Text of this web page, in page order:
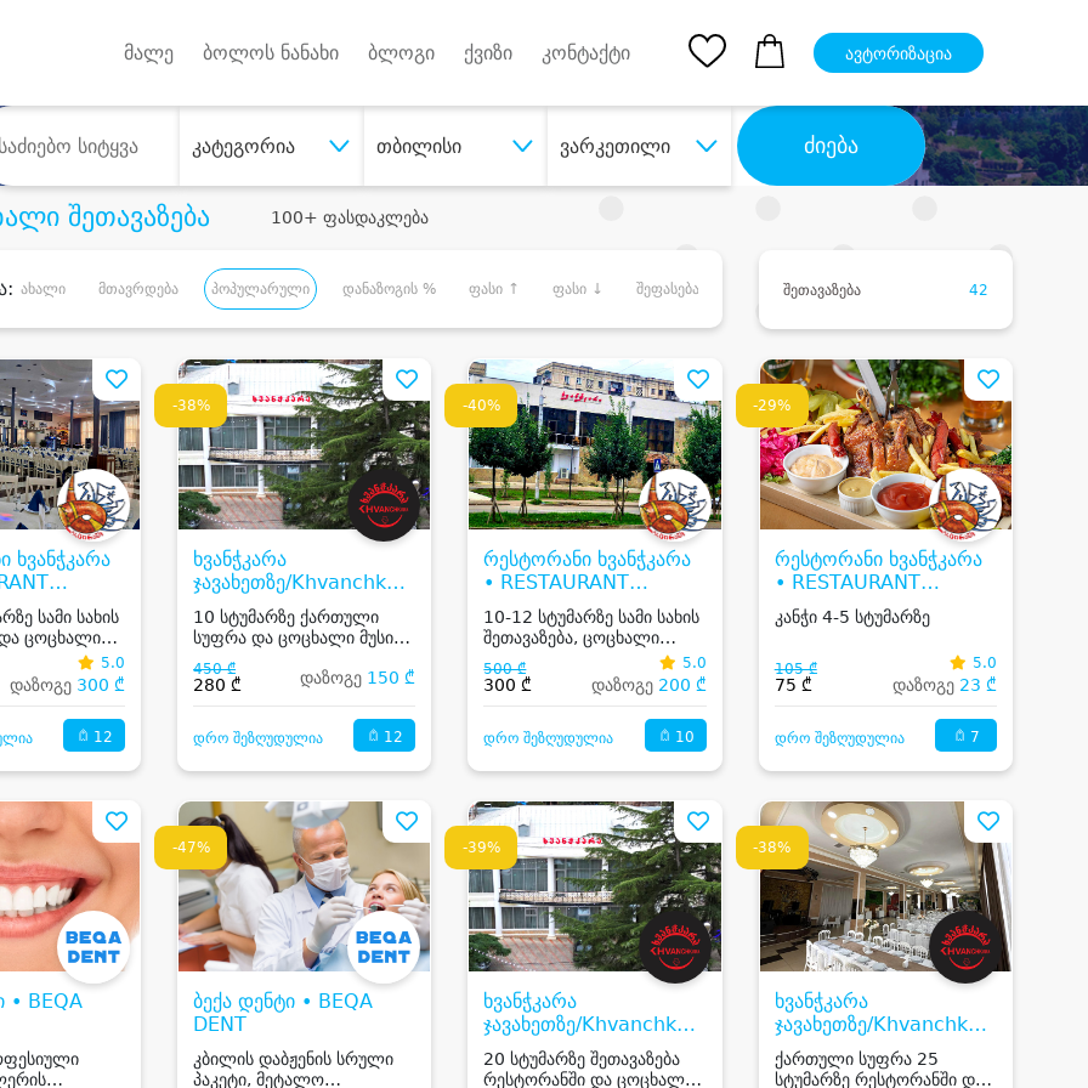
მალე ბოლოს ნანახი ბლოგი ქვიზი კონტაქტი ავტორიზაცია
კატეგორია თბილისი ვარკეთილი ძიება
შეთავაზება 100+ ფასდაკლება
ახალი მთავრდება პოპულარული დანაზოგის % ფასი ↑ ფასი ↓ შეფასება შეთავაზება 42
ხვანჭკარა
სამი სახის
და ცოცხალი
5.0
დაზოგე 300 ₾
12
-38%
ხვანჭკარა
ჯავახეთზე/Khvanchkara
Javakhetze
10 სტუმარზე ქართული
სუფრა და ცოცხალი მუსიკა
რესტორანში
450 ₾
280 ₾ დაზოგე 150 ₾
დრო შეზღუდულია 12
-40%
რესტორანი ხვანჭკარა
• RESTAURANT
KHVANCHKARA
10-12 სტუმარზე სამი სახის
შეთავაზება, ცოცხალი
მუსიკა და შოუ პროგრამა
500 ₾
300 ₾
5.0
დაზოგე 200 ₾
დრო შეზღუდულია 10
-29%
რესტორანი ხვანჭკარა
• RESTAURANT
KHVANCHKARA
კანჭი 4-5 სტუმარზე
105 ₾
75 ₾
5.0
დაზოგე 23 ₾
დრო შეზღუდულია 7
• BEQA
-47%
ბექა დენტი • BEQA
DENT
კბილის დაბჟენის სრული
პაკეტი, მეტალო
-39%
ხვანჭკარა
ჯავახეთზე/Khvanchkara
Javakhetze
20 სტუმარზე შეთავაზება
რესტორანში და ცოცხალი
-38%
ხვანჭკარა
ჯავახეთზე/Khvanchkara
Javakhetze
ქართული სუფრა 25
სტუმარზე რესტორანში და